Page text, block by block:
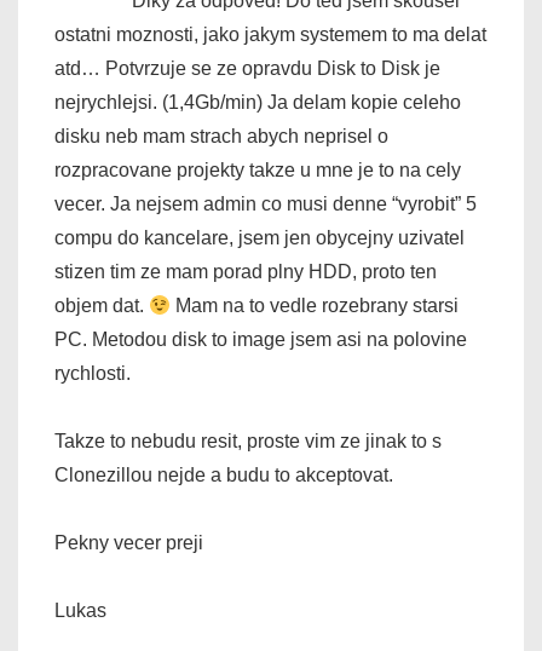
ostatni moznosti, jako jakym systemem to ma delat
atd… Potvrzuje se ze opravdu Disk to Disk je
nejrychlejsi. (1,4Gb/min) Ja delam kopie celeho
disku neb mam strach abych neprisel o
rozpracovane projekty takze u mne je to na cely
vecer. Ja nejsem admin co musi denne “vyrobit” 5
compu do kancelare, jsem jen obycejny uzivatel
stizen tim ze mam porad plny HDD, proto ten
objem dat.
Mam na to vedle rozebrany starsi
PC. Metodou disk to image jsem asi na polovine
rychlosti.
Takze to nebudu resit, proste vim ze jinak to s
Clonezillou nejde a budu to akceptovat.
Pekny vecer preji
Lukas